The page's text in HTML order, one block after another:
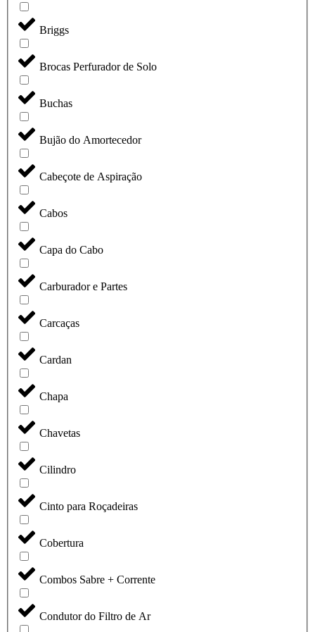
Briggs
Brocas Perfurador de Solo
Buchas
Bujão do Amortecedor
Cabeçote de Aspiração
Cabos
Capa do Cabo
Carburador e Partes
Carcaças
Cardan
Chapa
Chavetas
Cilindro
Cinto para Roçadeiras
Cobertura
Combos Sabre + Corrente
Condutor do Filtro de Ar